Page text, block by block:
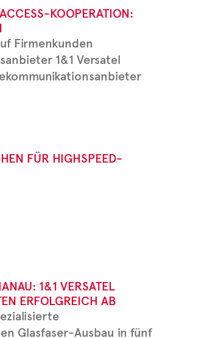
KOOPERATION: G
Firmenkunden
1&1 Versatel
FÜR HIGHSPEED-
1&1 VERSATEL
ERFOLGREICH AB
Glasfaser-Ausbau in fünf